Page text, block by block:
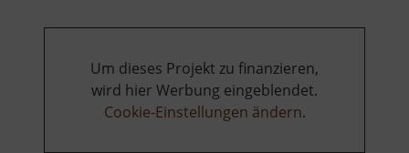
Um dieses Projekt zu finanzieren,
wird hier Werbung eingeblendet.
Cookie-Einstellungen ändern.